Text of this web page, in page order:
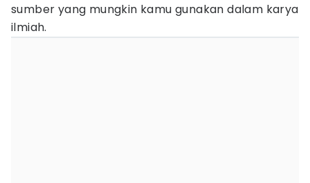
sumber yang mungkin kamu gunakan dalam karya
ilmiah.